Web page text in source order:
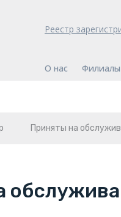
Реестр
О нас Филиалы
Приняты на